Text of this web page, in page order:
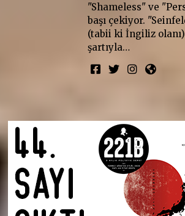
"Shameless" ve
başı çekiyor.
(tabii ki İngiliz
şartıyla…